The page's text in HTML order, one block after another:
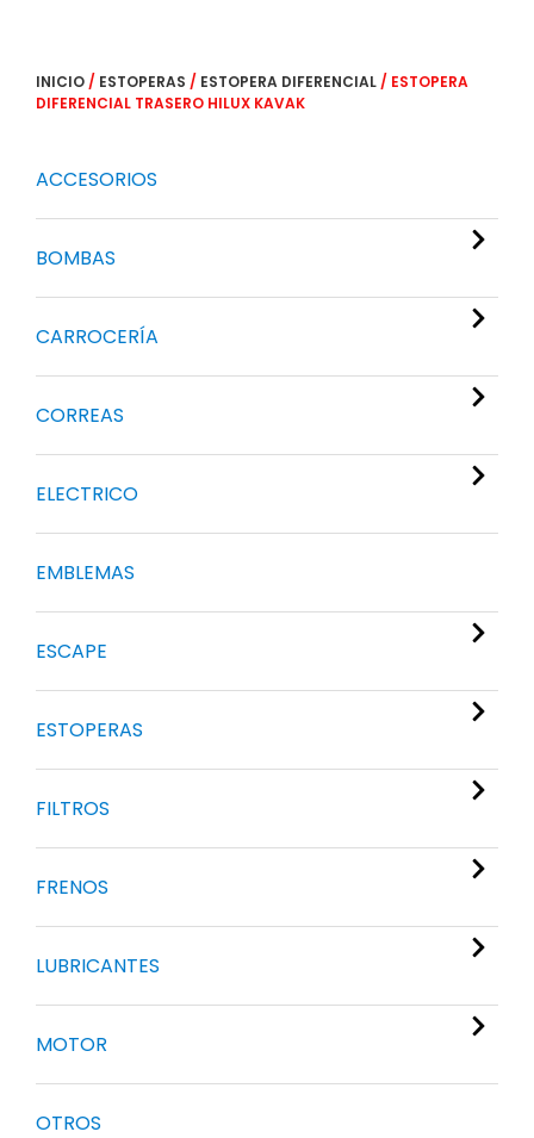
INICIO / ESTOPERAS / ESTOPERA DIFERENCIAL / ESTOPERA
DIFERENCIAL TRASERO HILUX KAVAK
ACCESORIOS
BOMBAS
CARROCERÍA
CORREAS
ELECTRICO
EMBLEMAS
ESCAPE
ESTOPERAS
FILTROS
FRENOS
LUBRICANTES
MOTOR
OTROS